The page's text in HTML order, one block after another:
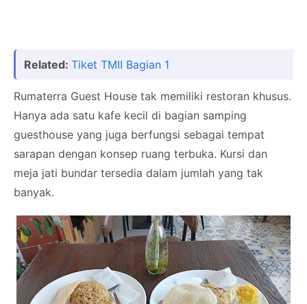
Related: Tiket TMII Bagian 1
Rumaterra Guest House tak memiliki restoran khusus.
Hanya ada satu kafe kecil di bagian samping
guesthouse yang juga berfungsi sebagai tempat
sarapan dengan konsep ruang terbuka. Kursi dan
meja jati bundar tersedia dalam jumlah yang tak
banyak.